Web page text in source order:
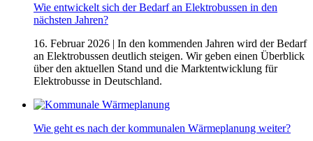
Wie entwickelt sich der Bedarf an Elektrobussen in den
nächsten Jahren?
16. Februar 2026 | In den kommenden Jahren wird der Bedarf
an Elektrobussen deutlich steigen. Wir geben einen Überblick
über den aktuellen Stand und die Marktentwicklung für
Elektrobusse in Deutschland.
Wie geht es nach der kommunalen Wärmeplanung weiter?